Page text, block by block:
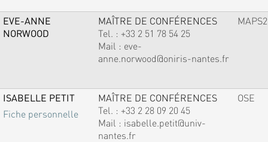
EVE-ANNE
NORWOOD
MAÎTRE DE CONFÉRENCES
Tel. : +33 2 51 78 54 25
Mail : eve-
anne.norwood@oniris-nantes.fr
MAPS2
ISABELLE PETIT
Fiche personnelle
MAÎTRE DE CONFÉRENCES
Tel. : +33 2 28 09 20 45
Mail : isabelle.petit@univ-
nantes.fr
OSE